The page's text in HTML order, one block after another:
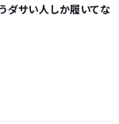
ダサい人しか履いてな